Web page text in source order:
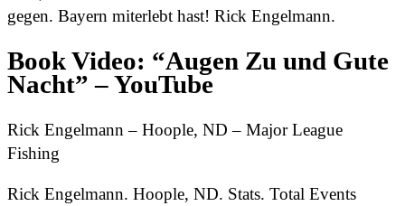
gegen. Bayern miterlebt hast! Rick Engelmann.
Book Video: “Augen Zu und Gute
Nacht” – YouTube
Rick Engelmann – Hoople, ND – Major League
Fishing
Rick Engelmann. Hoople, ND. Stats. Total Events